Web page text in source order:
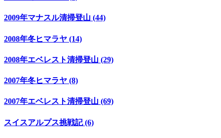
2009年マナスル清掃登山 (44)
2008年冬ヒマラヤ (14)
2008年エベレスト清掃登山 (29)
2007年冬ヒマラヤ (8)
2007年エベレスト清掃登山 (69)
スイスアルプス挑戦記 (6)